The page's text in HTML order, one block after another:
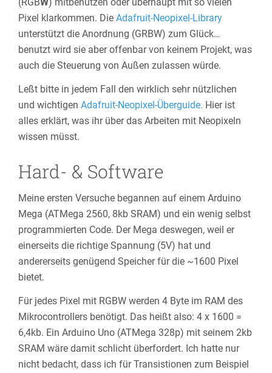
Pixel klarkommen. Die Adafruit-Neopixel-Library
unterstützt die Anordnung (GRBW) zum Glück…
benutzt wird sie aber offenbar von keinem Projekt, was
auch die Steuerung von Außen zulassen würde.
Leßt bitte in jedem Fall den wirklich sehr nützlichen
und wichtigen Adafruit-Neopixel-Überguide. Hier ist
alles erklärt, was ihr über das Arbeiten mit Neopixeln
wissen müsst.
Hard- & Software
Meine ersten Versuche begannen auf einem Arduino
Mega (ATMega 2560, 8kb SRAM) und ein wenig selbst
programmierten Code. Der Mega deswegen, weil er
einerseits die richtige Spannung (5V) hat und
andererseits genügend Speicher für die ~1600 Pixel
bietet.
Für jedes Pixel mit RGBW werden 4 Byte im RAM des
Mikrocontrollers benötigt. Das heißt also: 4 x 1600 =
6,4kb. Ein Arduino Uno (ATMega 328p) mit seinem 2kb
SRAM wäre damit schlicht überfordert. Ich hatte nur
nicht bedacht, dass ich für Transistionen zum Beispiel